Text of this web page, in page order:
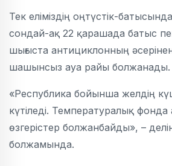
Тек еліміздің оңтүстік-
сондай-ақ 22 қарашада батыс
шығыста антициклонның
шашынсыз ауа райы болжанады.
«Республика бойынша желдің
күтіледі. Температуралық
өзгерістер болжанбайды», –
болжамында.